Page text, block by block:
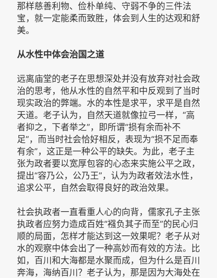
那样慈善利物、俭朴单纯、守弱不争的三件法
宝，就一定能柔而致胜，体会到人生的达观和舒
美。
从水性中体会治国之道
远离庙堂的老子在思想深处并没有放弃对社会政
治的思考，他从水性的自然平和中反观到了当时
现实政治的弊端。水的本性是求平，求平是自然
天道。老子认为，自然天道就像拉弓一样，“高
者抑之，下者举之”，即所谓“损有余而补不
足”，而当时社会恰好相反，表现为“损不足而奉
有余”，这正是一种公平的缺失。为此，老子主
张为政者要以宽厚包容的心态来实施公平之政，
提出“容乃公，公乃王”，认为为政者效法水性，
追求公平，自然会取得良好的政治效果。
社会执政者一直看重人心的向背，儒家孔子主张
执政者应努力造成百姓“襁负其子而至”的民心归
顺的局面，怎样才能达到这一效果呢？老子从对
水的观察中体会出了一种高妙而有效的方法。比
如，百川和大海都是水聚而成，但为什么是百川
奔海，海纳百川？老子认为，那是因为大海处在